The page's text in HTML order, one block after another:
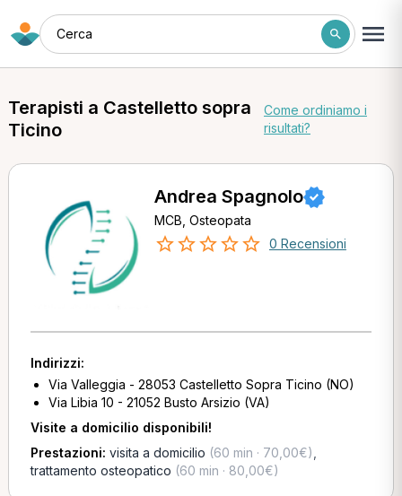
Cerca
Terapisti a Castelletto sopra
Ticino
Come ordiniamo i
risultati?
Andrea Spagnolo
MCB, Osteopata
0 Recensioni
Indirizzi:
Via Valleggia - 28053 Castelletto Sopra Ticino (NO)
Via Libia 10 - 21052 Busto Arsizio (VA)
Visite a domicilio disponibili!
Prestazioni: visita a domicilio (60 min · 70,00€)
trattamento osteopatico (60 min · 80,00€)